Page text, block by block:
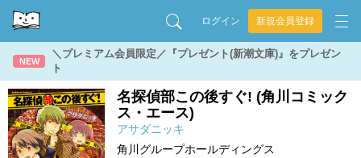
ログイン 新規会員登録
NEW
＼プレミアム会員限定／『プレゼント(新潮文庫)』をプレゼン
ト
名探偵部この後すぐ! (角川コミック
ス・エース)
アサダニッキ
角川グループホールディングス